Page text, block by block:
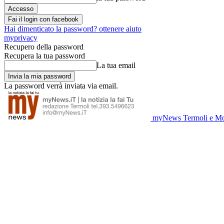
Fai il login con facebook
Hai dimenticato la password? ottenere aiuto
myprivacy
Recupero della password
Recupera la tua password
La tua email
La password verrà inviata via email.
myNews Termoli e